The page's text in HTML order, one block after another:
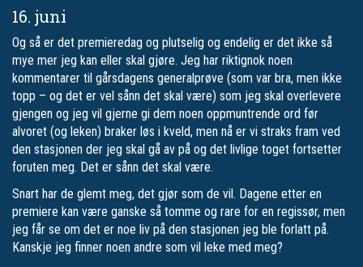
16. juni
Og så er det premieredag og plutselig og endelig er det ikke så
mye mer jeg kan eller skal gjøre. Jeg har riktignok noen
kommentarer til gårsdagens generalprøve (som var bra, men ikke
topp – og det er vel sånn det skal være) som jeg skal overlevere
gjengen og jeg vil gjerne gi dem noen oppmuntrende ord før
alvoret (og leken) braker løs i kveld, men nå er vi straks fram ved
den stasjonen der jeg skal gå av på og det livlige toget fortsetter
foruten meg. Det er sånn det skal være.
Snart har de glemt meg, det gjør som de vil. Dagene etter en
premiere kan være ganske så tomme og rare for en regissør, men
jeg får se om det er noe liv på den stasjonen jeg ble forlatt på.
Kanskje jeg finner noen andre som vil leke med meg?